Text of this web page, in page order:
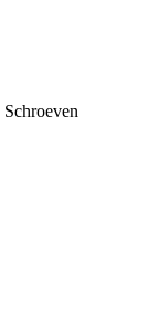
Schroeven